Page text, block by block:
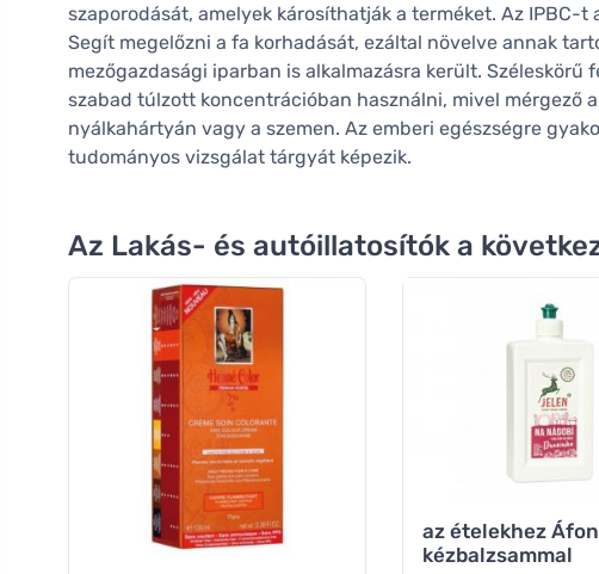
szaporodását, amelyek károsíthatják a terméket. Az IPBC-
Segít megelőzni a fa korhadását, ezáltal növelve annak
mezőgazdasági iparban is alkalmazásra került. Széleskörű
szabad túlzott koncentrációban használni, mivel mérgező
nyálkahártyán vagy a szemen. Az emberi egészségre
tudományos vizsgálat tárgyát képezik.
Az Lakás- és autóillatosítók a
az ételekhez
kézbalzsammal